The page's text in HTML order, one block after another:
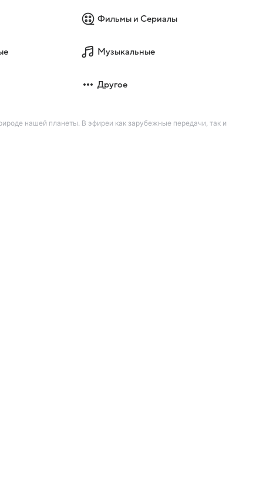
Фильмы и Сериалы
Музыкальные
Другое
нашей планеты. В эфиреи как зарубежные передачи, так и